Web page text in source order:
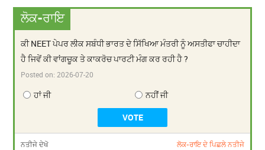
ਲੋਕ-ਰਾਇ
ਕੀ NEET ਪੇਪਰ ਲੀਕ ਸਬੰਧੀ ਭਾਰਤ ਦੇ ਸਿੱਖਿਆ ਮੰਤਰੀ ਨੂੰ ਅਸਤੀਫਾ ਚਾਹੀਦਾ
ਹੈ ਜਿਵੇਂ ਕੀ ਵਾਂਗਚੂਕ ਤੇ ਕਾਕਰੋਚ ਪਾਰਟੀ ਮੰਗ ਕਰ ਰਹੀ ਹੈ ?
Posted on:2026-07-20
ਹਾਂ ਜੀ ਨਹੀਂ ਜੀ
ਨਤੀਜੇ ਦੇਖੋ ਲੋਕ-ਰਾਇ ਦੇ ਪਿਛਲੇ ਨਤੀਜੇ